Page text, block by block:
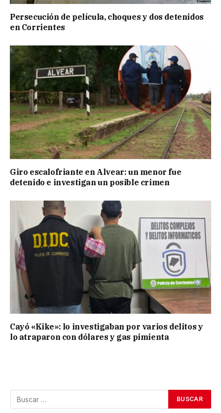
Persecución de película, choques y dos detenidos
en Corrientes
Giro escalofriante en Alvear: un menor fue
detenido e investigan un posible crimen
Cayó «Kike»: lo investigaban por varios delitos y
lo atraparon con dólares y gas pimienta